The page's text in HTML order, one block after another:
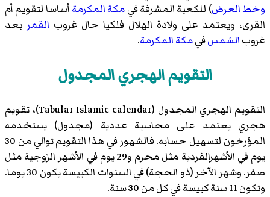
وخط العرض) للكعبة المشرفة فيمكة المكرمةأساسا لتقويم أم
القرى، ويعتمد على ولادة الهلال فلكيا حال غروب القمر بعد
غروبالشمسفيمكة المكرمة.
التقويم الهجري المجدول
التقويم الهجري المجدول (Tabular Islamic calendar)، تقویم
هجري يعتمد علی محاسبة عددية (مجدول) يستخدمه
المؤرخون لتسهيل حسابه. فالشهور في هذا التقويم توالي من 30
يوم في الأشهرالفردية مثل محرم و29 يوم في الأشهر الزوجية مثل
صفر. وشهر الآخر (ذو الحجة) في السنوات الكبیسة یكون 30 یوما.
وتكون 11 سنة كبیسة في كل من 30 سنة.